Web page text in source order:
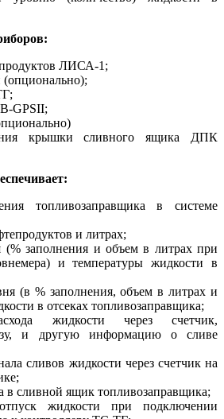
ЛИСА-1;
GPSII;
крышки сливного ящика ДПК
топливозаправщика в системе
и литрах;
(% заполнения и объем в литрах при
и температуры жидкости в
(в % заполнения, объем в литрах и
в отсеках топливозаправщика;
жидкости через счетчик,
и другую информацию о сливе
сливов жидкости через счетчик на
в сливной ящик топливозаправщика;
жидкости при подключении